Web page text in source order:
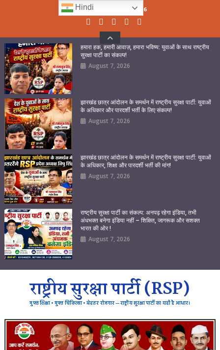
Friday, August 07, 2026
हमारा हक, हमारी आवाज़, हमारा भविष्य: युवाओं के साथ राष्ट्रीय
सुरक्षा पार्टी का संकल्प!
August 7, 2026
झारखंड छात्र आंदोलन के समर्थन में राष्ट्रीय सुरक्षा पार्टी: युवाओं
के अधिकार और पारदर्शी भर्ती के लिए संकल्प!
August 7, 2026
झारखंड छात्र आंदोलन के समर्थन में राष्ट्रीय सुरक्षा पार्टी: युवाओं
के अधिकार, शिक्षा और पारदर्शी भर्ती की मांग!
August 7, 2026
राष्ट्रीय सुरक्षा पार्टी का संकल्प: अनपढ़ रहेगा इंडिया, तभी
अंधभक्त बनेगा इंडिया नहीं – शिक्षित, जागरूक और सशक्त
भारत की ओर !
August 7, 2026
राष्ट्रीय सुरक्षा पार्टी (RSP)
मुफ्त शिक्षा • मुफ्त चिकित्सा • बेहतर रोजगार — राष्ट्रीय सुरक्षा पार्टी का यही है आधार।
Hindi